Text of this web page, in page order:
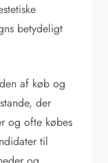
betydeligt
af køb og
der
og ofte købes
til